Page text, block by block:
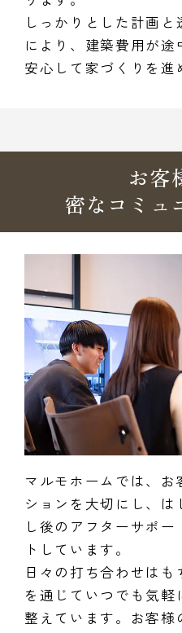
しっかりとした計画
により、建築費用が途
安心して家づくりを進
お客
密なコミュ
マルモホームでは、
ションを大切にし、
し後のアフターサポ
トしています。
日々の打ち合わせは
を通じていつでも気軽
整えています。お客様